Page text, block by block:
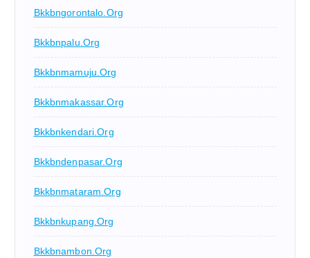
Bkkbngorontalo.org
Bkkbnpalu.org
Bkkbnmamuju.org
Bkkbnmakassar.org
Bkkbnkendari.org
Bkkbndenpasar.org
Bkkbnmataram.org
Bkkbnkupang.org
Bkkbnambon.org